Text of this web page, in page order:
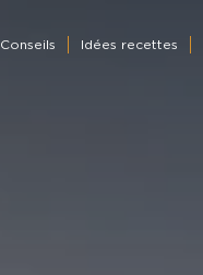
Conseils Idées recettes